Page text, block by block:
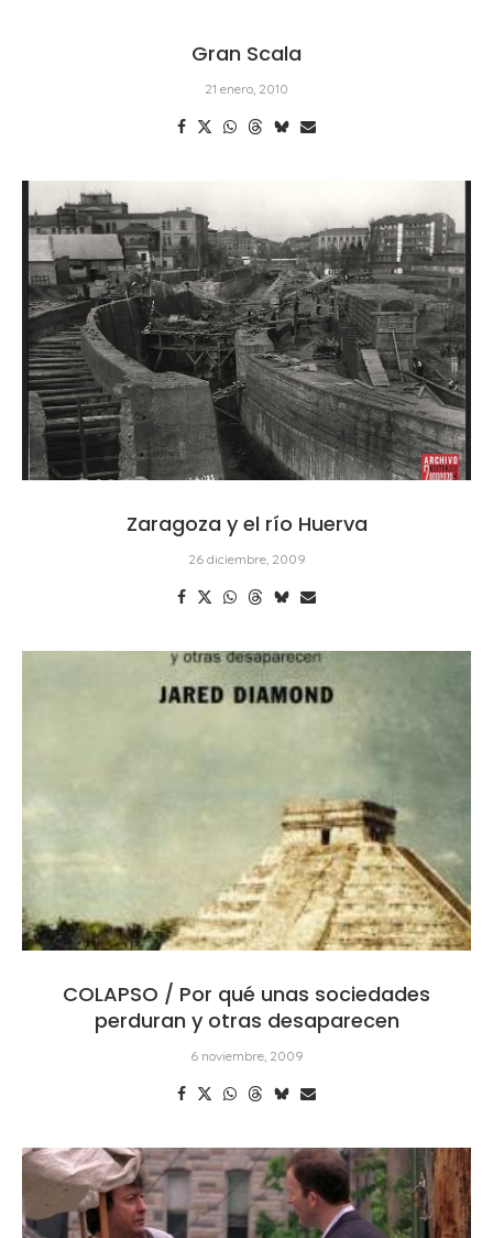
Gran Scala
21 enero, 2010
Zaragoza y el río Huerva
26 diciembre, 2009
COLAPSO / Por qué unas sociedades
perduran y otras desaparecen
6 noviembre, 2009